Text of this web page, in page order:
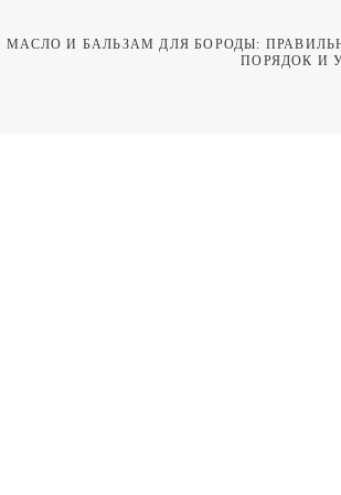
МАСЛО И БАЛЬЗАМ ДЛЯ БОРОДЫ:
ПОРЯДОК И